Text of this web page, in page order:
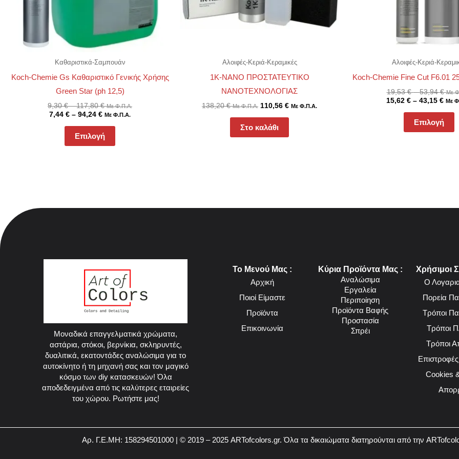
Καθαριστικά-Σαμπουάν
Koch-Chemie Gs Καθαριστικό Γενικής Χρήσης
Green Star (ph 12,5)
9,30€ – 117,80€ Με Φ.Π.Α.
7,44 € – 94,24 € Με Φ.Π.Α.
Επιλογή
μπορούν
επιλεγούν
σελίδα
του
προϊόντος
Αλοιφές-Κεριά-Κεραμικές
1K-NANO ΠΡΟΣΤΑΤΕΥΤΙΚΟ
ΝΑΝΟΤΕΧΝΟΛΟΓΙΑΣ
138,20€ Με Φ.Π.Α. 110,56 € Με Φ.Π.Α.
Στο καλάθι
Αλοιφές-Κεριά-
Koch-Chemie Fine Cut F6.01
19,53€ – 53,94€ Με
15,62 € – 43,15 € Με
Επιλογή
Μοναδικά επαγγελματικά χρώματα,
αστάρια, στόκοι, βερνίκια, σκληρυντές,
δυαλιτικά, εκατοντάδες αναλώσιμα για το
αυτοκίνητο ή τη μηχανή σας και τον μαγικό
κόσμο των diy κατασκευών! Όλα
αποδεδειγμένα από τις καλύτερες εταιρείες
του χώρου. Ρωτήστε μας!
Το Μενού Μας :
Αρχική
Ποιοί Είμαστε
Προϊόντα
Επικοινωνία
Κύρια Προϊόντα Μας :
Αναλώσιμα
Εργαλεία
Περιποίηση
Προϊόντα Βαφής
Προστασία
Σπρέι
Χρήσιμοι
Ο
Πορεία
Τρόποι
Τρόποι
Τρόποι
Cookies
Αρ. Γ.Ε.ΜΗ: 158294501000 | © 2019 – 2025 ARTofcolors.gr. Όλα τα δικαιώματα διατηρούνται από την